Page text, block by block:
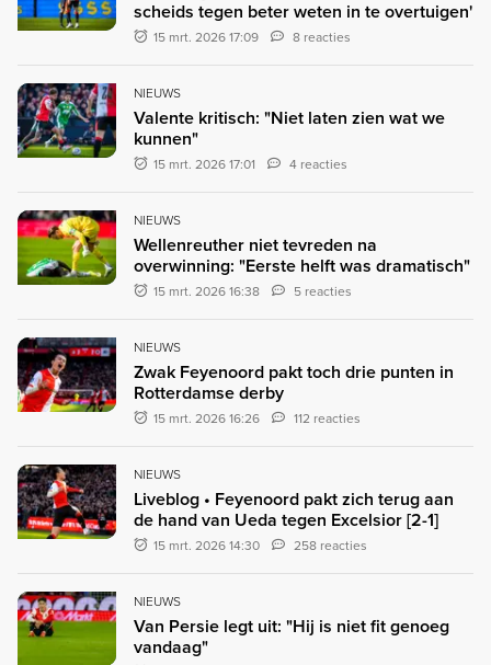
scheids tegen beter weten in te overtuigen'
15 mrt. 2026 17:09 8 reacties
NIEUWS
Valente kritisch: "Niet laten zien wat we
kunnen"
15 mrt. 2026 17:01 4 reacties
NIEUWS
Wellenreuther niet tevreden na
overwinning: "Eerste helft was dramatisch"
15 mrt. 2026 16:38 5 reacties
NIEUWS
Zwak Feyenoord pakt toch drie punten in
Rotterdamse derby
15 mrt. 2026 16:26 112 reacties
NIEUWS
Liveblog • Feyenoord pakt zich terug aan
de hand van Ueda tegen Excelsior [2-1]
15 mrt. 2026 14:30 258 reacties
NIEUWS
Van Persie legt uit: "Hij is niet fit genoeg
vandaag"